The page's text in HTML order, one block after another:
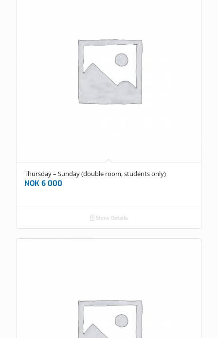
Thursday – Sunday (double room, students only)
NOK6 000
Show Details